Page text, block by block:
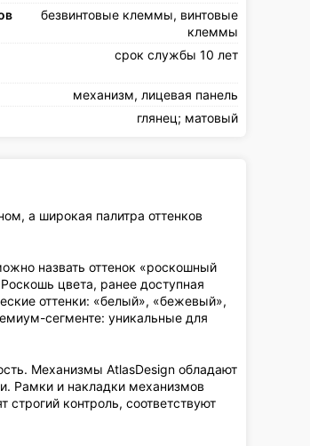
безвинтовые клеммы, винтовые
клеммы
срок службы 10 лет
механизм, лицевая панель
глянец; матовый
а широкая палитра оттенков
назвать оттенок «роскошный
цвета, ранее доступная
оттенки: «белый», «бежевый»,
сегменте: уникальные для
Механизмы AtlasDesign обладают
Рамки и накладки механизмов
контроль, соответствуют